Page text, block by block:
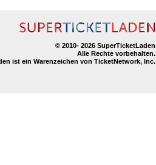
© 2010- 2026 SuperTicketLaden
Alle Rechte vorbehalten.
ist ein Warenzeichen von TicketNetwork, Inc.